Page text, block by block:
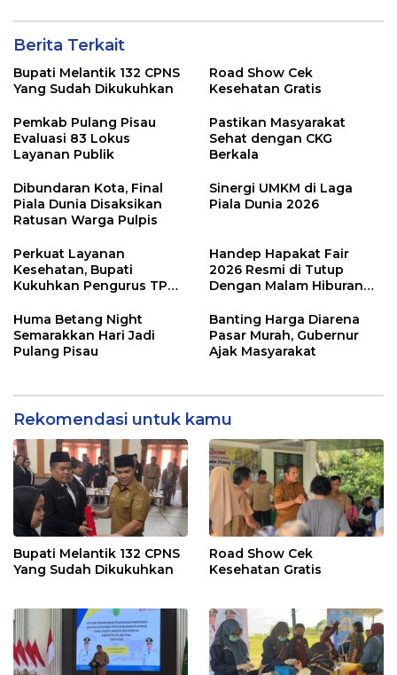
Berita Terkait
Bupati Melantik 132 CPNS
Yang Sudah Dikukuhkan
Road Show Cek
Kesehatan Gratis
Pemkab Pulang Pisau
Evaluasi 83 Lokus
Layanan Publik
Pastikan Masyarakat
Sehat dengan CKG
Berkala
Dibundaran Kota, Final
Piala Dunia Disaksikan
Ratusan Warga Pulpis
Sinergi UMKM di Laga
Piala Dunia 2026
Perkuat Layanan
Kesehatan, Bupati
Kukuhkan Pengurus TP
Handep Hapakat Fair
2026 Resmi di Tutup
Dengan Malam Hiburan
Huma Betang Night
Semarakkan Hari Jadi
Pulang Pisau
Banting Harga Diarena
Pasar Murah, Gubernur
Ajak Masyarakat
Rekomendasi untuk kamu
Bupati Melantik 132 CPNS
Yang Sudah Dikukuhkan
Road Show Cek
Kesehatan Gratis